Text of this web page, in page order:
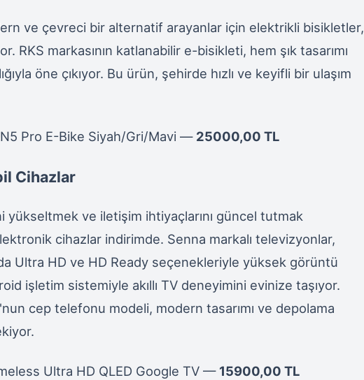
ve çevreci bir alternatif arayanlar için elektrikli bisikletler,
RKS markasının katlanabilir e-bisikleti, hem şık tasarımı
öne çıkıyor. Bu ürün, şehirde hızlı ve keyifli bir ulaşım
Pro E-Bike Siyah/Gri/Mavi — 25000,00 TL
Cihazlar
yükseltmek ve iletişim ihtiyaçlarını güncel tutmak
cihazlar indirimde. Senna markalı televizyonlar,
Ultra HD ve HD Ready seçenekleriyle yüksek görüntü
işletim sistemiyle akıllı TV deneyimini evinize taşıyor.
cep telefonu modeli, modern tasarımı ve depolama
Ultra HD QLED Google TV — 15900,00 TL